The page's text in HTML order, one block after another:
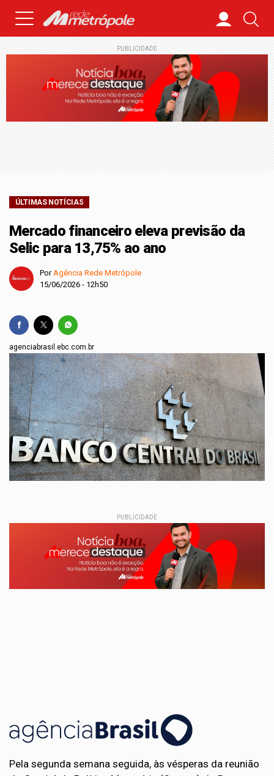
PUBLICIDADE
ÚLTIMAS NOTÍCIAS
Mercado financeiro eleva previsão da
Selic para 13,75% ao ano
PorAgência Rede Metrópole
15/06/2026 - 12h50
agenciabrasil.ebc.com.br
PUBLICIDADE
Pela segunda semana seguida, às vésperas da reunião